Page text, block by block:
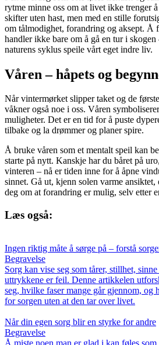
rytme minne oss om at livet ikke trenger
skifter uten hast, men med en stille
om tålmodighet, forandring og aksept. Å
handler ikke bare om å gå en tur i skogen
naturens syklus speile vårt eget indre liv.
Våren – håpets og
Når vintermørket slipper taket og de
våkner også noe i oss. Våren
muligheter. Det er en tid for å puste
tilbake og la drømmer og planer spire.
Å bruke våren som et mentalt speil kan
starte på nytt. Kanskje har du båret på
vinteren – nå er tiden inne for å åpne
sinnet. Gå ut, kjenn solen varme
deg om at forandring er mulig, selv etter
Læs også:
Ingen riktig måte å sørge på – forstå
Begravelse
Sorg kan vise seg som tårer, stillhet,
uttrykkene er feil. Denne artikkelen
seg, hvilke faser mange går gjennom, og
for sorgen uten at den tar over livet.
Når din egen sorg blir en styrke for andre
Begravelse
Å miste noen man er glad i kan føles som